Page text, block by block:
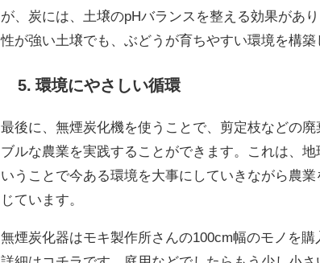
が、炭には、土壌のpHバランスを整える効果があ
性が強い土壌でも、ぶどうが育ちやすい環境を構築
5. 環境にやさしい循環
最後に、無煙炭化機を使うことで、剪定枝などの
ブルな農業を実践することができます。これは、
いうことで今ある環境を大事にしていきながら農
じています。
無煙炭化器はモキ製作所さんの100cm幅のモノを購